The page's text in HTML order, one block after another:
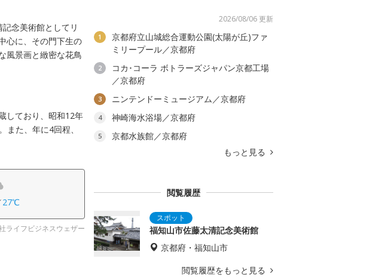
念美術館としてリ
心に、その門下生の
風景画と緻密な花鳥
しており、昭和12年
た、年に4回程、
27℃
ライフビジネスウェザー
2026/08/06 更新
1
京都府立山城総合運動公園(太陽が丘)ファ
ミリープール／京都府
2
コカ･コーラ ボトラーズジャパン京都工場
／京都府
3 ニンテンドーミュージアム／京都府
4 神崎海水浴場／京都府
5
京都水族館／京都府
もっと見る
閲覧履歴
福知山市佐藤太清記念美術館
京都府・福知山市
閲覧履歴をもっと見る